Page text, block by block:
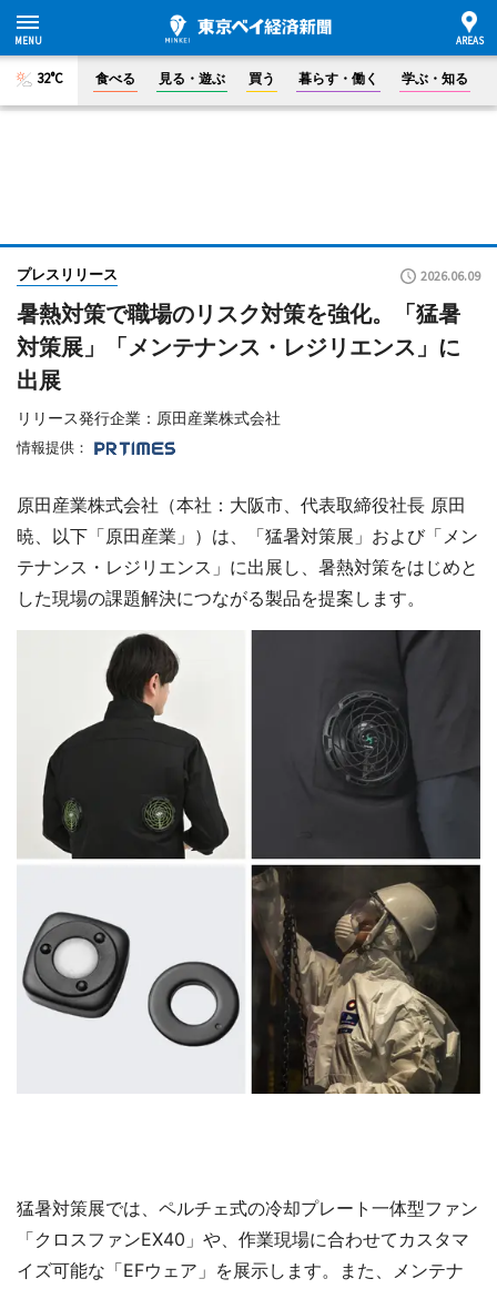
32°C 食べる 見る・遊ぶ 買う 暮らす・働く 学ぶ・知る
プレスリリース 2026.06.09
暑熱対策で職場のリスク対策を強化。「猛暑
対策展」「メンテナンス・レジリエンス」に
出展
リリース発行企業：原田産業株式会社
情報提供：
原田産業株式会社（本社：大阪市、代表取締役社長 原田
暁、以下「原田産業」）は、「猛暑対策展」および「メン
テナンス・レジリエンス」に出展し、暑熱対策をはじめと
した現場の課題解決につながる製品を提案します。
猛暑対策展では、ペルチェ式の冷却プレート一体型ファン
「クロスファンEX40」や、作業現場に合わせてカスタマ
イズ可能な「EFウェア」を展示します。また、メンテナ